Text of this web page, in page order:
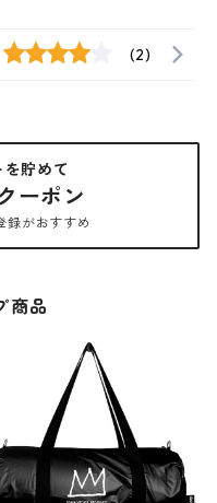
(2)
貯めて
ーポン
録がおすすめ
商品